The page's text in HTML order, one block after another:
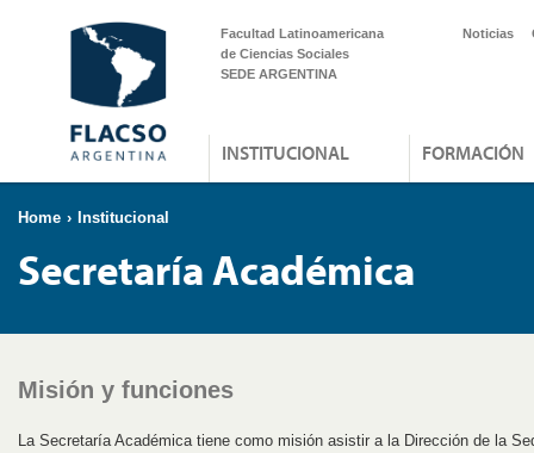
Facultad Latinoamericana
de Ciencias Sociales
SEDE ARGENTINA
Noticias
INSTITUCIONAL FORMACIÓN
Home › Institucional
Secretaría Académica
Misión y funciones
La Secretaría Académica tiene como misión asistir a la Dirección de la